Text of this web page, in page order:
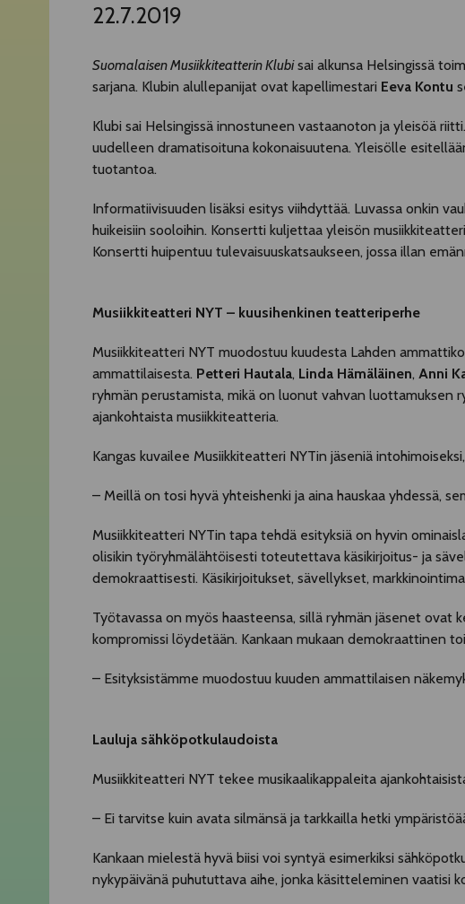
22.7.2019
Suomalaisen Musiikkiteatterin Klubisai alkunsa Helsingissä
sarjana. Klubin alullepanijat ovat kapellimestari Eeva Kontu
Klubi sai Helsingissä innostuneen vastaanoton ja yleisöä
uudelleen dramatisoituna kokonaisuutena. Yleisölle
tuotantoa.
Informatiivisuuden lisäksi esitys viihdyttää. Luvassa onkin
huikeisiin sooloihin. Konsertti kuljettaa yleisön
Konsertti huipentuu tulevaisuuskatsaukseen, jossa illan
Musiikkiteatteri NYT – kuusihenkinen teatteriperhe
Musiikkiteatteri NYT muodostuu kuudesta Lahden
ammattilaisesta. Petteri Hautala, Linda Hämäläinen, Anni
ryhmän perustamista, mikä on luonut vahvan luottamuksen
ajankohtaista musiikkiteatteria.
Kangas kuvailee Musiikkiteatteri NYTin jäseniä
– Meillä on tosi hyvä yhteishenki ja aina hauskaa yhdessä,
Musiikkiteatteri NYTin tapa tehdä esityksiä on hyvin
olisikin työryhmälähtöisesti toteutettava käsikirjoitus- ja
demokraattisesti. Käsikirjoitukset, sävellykset,
Työtavassa on myös haasteensa, sillä ryhmän jäsenet ovat
kompromissi löydetään. Kankaan mukaan demokraattinen
– Esityksistämme muodostuu kuuden ammattilaisen
Lauluja sähköpotkulaudoista
Musiikkiteatteri NYT tekee musikaalikappaleita
– Ei tarvitse kuin avata silmänsä ja tarkkailla hetki
Kankaan mielestä hyvä biisi voi syntyä esimerkiksi
nykypäivänä puhututtava aihe, jonka käsitteleminen vaatisi